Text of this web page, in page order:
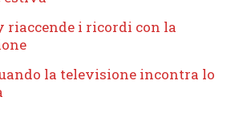
riaccende i ricordi con la
la televisione incontra lo